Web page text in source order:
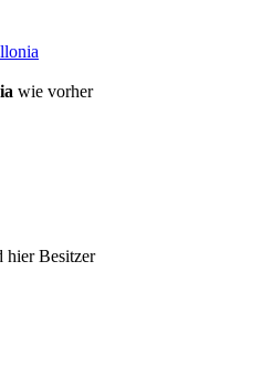
wie vorher
hier Besitzer